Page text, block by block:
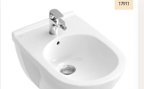
17911